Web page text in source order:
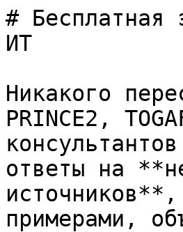
# Бесплатная
ИТ
Никакого
PRINCE2,
ответы на
примерами,